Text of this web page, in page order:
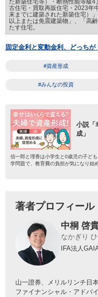
た新築住宅等）・断熱性能等級
古住宅・買取再販住宅・2023年
末までに建築された新築住宅）
以上または免震建築物」、「高
たす住宅。
固定金利と変動金利、どっち
#資産形成
#みんなの投資
小説「
成」
信一郎と理香は小学生と0歳児の子ど
学問題で、教育費の負担が気になり始
著者プロフィール
中桐 啓
なかぎり ひ
IFA法人
山一證券、メリルリンチ日
ファイナンシャル・アドバ